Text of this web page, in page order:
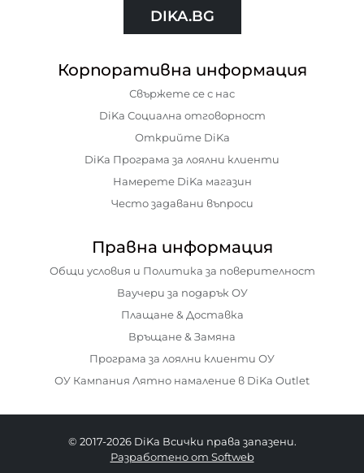
DIKA.BG
Корпоративна информация
Свържете се с нас
DiKa Социална отговорност
Открийте DiKa
DiKa Програма за лоялни клиенти
Намерете DiKa магазин
Често задавани въпроси
Правна информация
Общи условия и Политика за поверителност
Ваучери за подарък ОУ
Плащане & Доставка
Връщане & Замяна
Програма за лоялни клиенти ОУ
ОУ Кампания Лятно намаление в DiKa Outlet
© 2017-2026 DiKa Всички права запазени.
Разработено от Softweb